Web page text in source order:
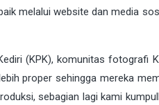
melalui website dan media
(KPK), komunitas fotografi
proper sehingga mereka
sebagian lagi kami